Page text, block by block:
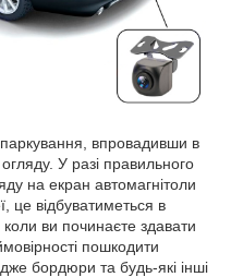
впровадивши в
У разі правильного
на екран автомагнітоли
це відбуватиметься в
ви починаєте здавати
пошкодити
бордюри та будь-які інші